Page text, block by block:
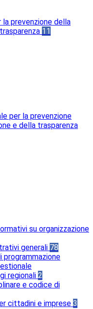
la prevenzione della
11
per la prevenzione
e della trasparenza
su organizzazione
generali 78
programmazione
regionali 2
e codice di
cittadini e imprese 3